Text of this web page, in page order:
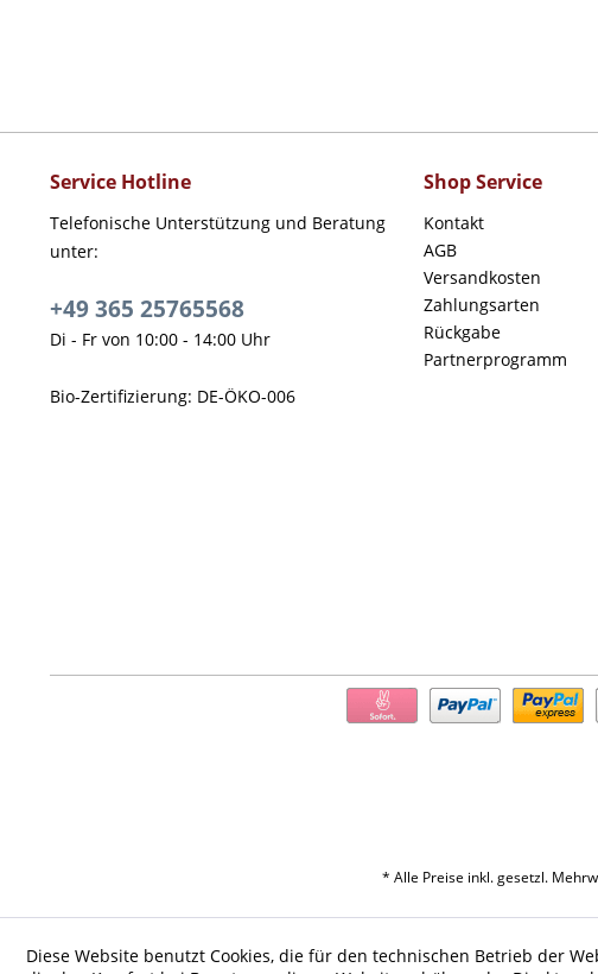
Service Hotline
Telefonische Unterstützung und Beratung
unter:
+49 365 25765568
Di - Fr von 10:00 - 14:00 Uhr
Bio-Zertifizierung: DE-ÖKO-006
Shop Service
Kontakt
AGB
Versandkosten
Zahlungsarten
Rückgabe
Partnerprogramm
* Alle Preise inkl. gesetzl.
Diese Website benutzt Cookies, die für den technischen Betrieb der